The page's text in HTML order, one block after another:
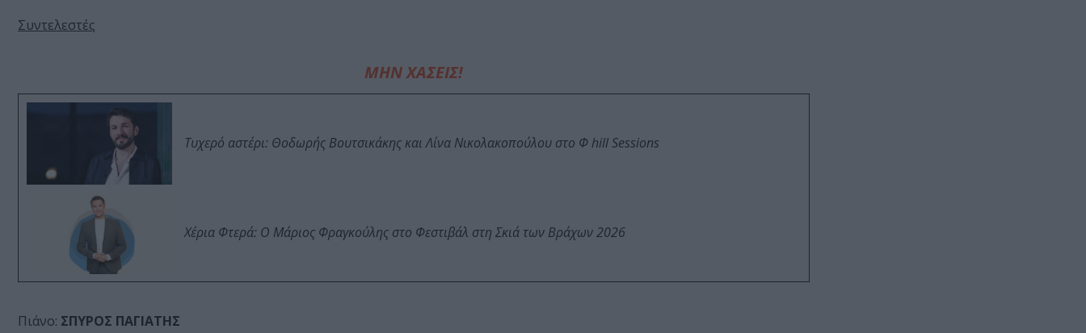
Συντελεστές
ΜΗΝ ΧΑΣΕΙΣ!
Τυχερό αστέρι: Θοδωρής Βουτσικάκης και Λίνα Νικολακοπούλου στο Φ hill Sessions
Χέρια Φτερά: Ο Μάριος Φραγκούλης στο Φεστιβάλ στη Σκιά των Βράχων 2026
Πιάνο: ΣΠΥΡΟΣ ΠΑΓΙΑΤΗΣ